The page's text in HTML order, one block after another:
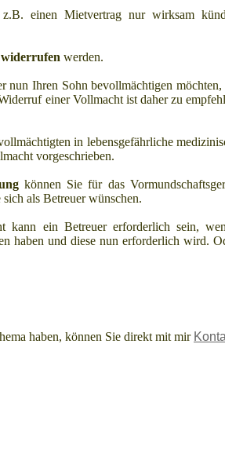
einen Mietvertrag nur wirksam
werden.
nun Ihren Sohn bevollmächtigen
einer Vollmacht ist daher zu
in lebensgefährliche
vorgeschrieben.
können Sie für das
als Betreuer wünschen.
kann ein Betreuer erforderlich sein,
haben und diese nun erforderlich wird.
haben, können Sie direkt mit mir